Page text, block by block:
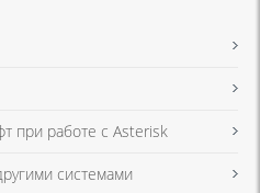
моих персональных данных для связи
отношении обработки персональных
при работе с Asterisk
системами